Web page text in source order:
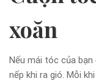
xoăn
Nếu mái tóc của
nếp khi ra gió. Mỗi